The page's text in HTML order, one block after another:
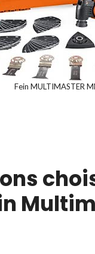
Fein MULTIMASTER